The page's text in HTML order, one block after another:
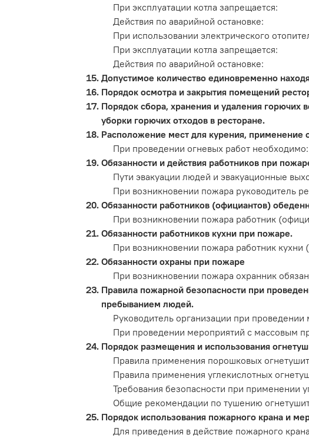
При эксплуатации котла запрещается:
Действия по аварийной остановке:
При использовании электрического
При эксплуатации котла запрещается:
Действия по аварийной остановке:
Допустимое количество единовременно
Порядок осмотра и закрытия помещений
Порядок сбора, хранения и удаления
уборки горючих отходов в ресторане.
Расположение мест для курения, применение
При проведении огневых работ необходимо:
Обязанности и действия работников при
Пути эвакуации людей и эвакуационные
При возникновении пожара руководитель
Обязанности работников (официантов)
При возникновении пожара работник
Обязанности работников кухни при пожаре.
При возникновении пожара работник кухни
Обязанности охраны при пожаре
При возникновении пожара охранник
Правила пожарной безопасности при
пребыванием людей.
Руководитель организации при
При проведении мероприятий с массовым
Порядок размещения и использования
Правила применения порошковых
Правила применения углекислотных
Требования безопасности при применении
Общие рекомендации по тушению
Порядок использования пожарного крана и
Для приведения в действие пожарного